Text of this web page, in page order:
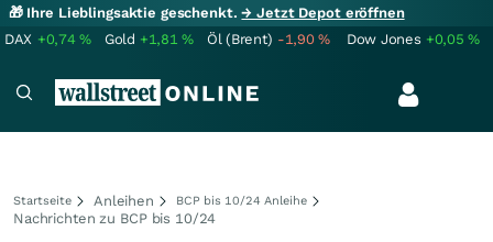
🎁 Ihre Lieblingsaktie geschenkt.→ Jetzt Depot eröffnen
DAX +0,74% Gold +1,81% Öl (Brent) -1,90% Dow Jones +0,05%
Startseite Anleihen BCP bis 10/24 Anleihe
Nachrichten zu BCP bis 10/24